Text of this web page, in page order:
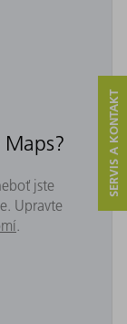
jste
Upravte
.
SERVIS A KONTAKT